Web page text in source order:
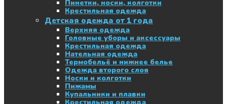
Пинетки, носки, колготки
Крестильная одежда
Детская одежда от 1 года
Верхняя одежда
Головные уборы и аксессуары
Крестильная одежда
Нательная одежда
Термобельё и нижнее белье
Одежда второго слоя
Носки и колготки
Пижамы
Купальники и плавки